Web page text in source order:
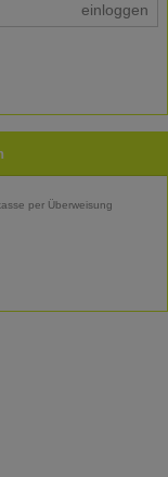
einloggen
per Überweisung